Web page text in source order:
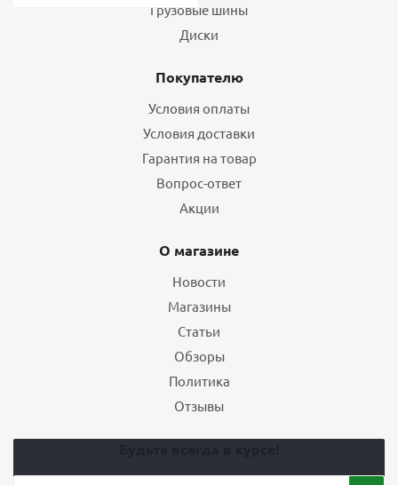
Грузовые шины
Диски
Покупателю
Условия оплаты
Условия доставки
Гарантия на товар
Вопрос-ответ
Акции
О магазине
Новости
Магазины
Статьи
Обзоры
Политика
Отзывы